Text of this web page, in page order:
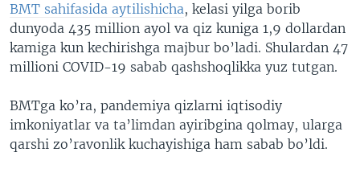
BMT sahifasida aytilishicha, kelasi yilga borib
dunyoda 435 million ayol va qiz kuniga 1,9 dollardan
kamiga kun kechirishga majbur bo’ladi. Shulardan 47
millioni COVID-19 sabab qashshoqlikka yuz tutgan.
BMTga ko’ra, pandemiya qizlarni iqtisodiy
imkoniyatlar va ta’limdan ayiribgina qolmay, ularga
qarshi zo’ravonlik kuchayishiga ham sabab bo’ldi.